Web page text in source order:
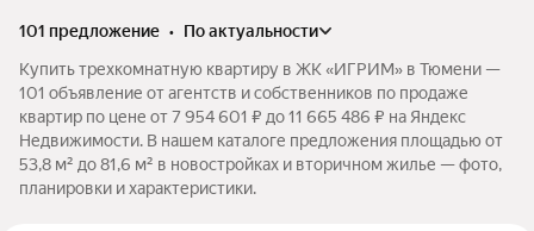
101 предложение •
по актуальности
Купить трехкомнатную квартиру в ЖК «ИГРИМ» в Тюмени —
101 объявление от агентств и собственников по продаже
квартир по цене от 7 954 601 ₽ до 11 665 486 ₽ на Яндекс
Недвижимости. В нашем каталоге предложения площадью от
53,8 м² до 81,6 м² в новостройках и вторичном жилье — фото,
планировки и характеристики.